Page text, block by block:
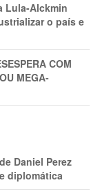
Lula-Alckmin
o país e
COM
MEGA-
Daniel Perez
diplomática